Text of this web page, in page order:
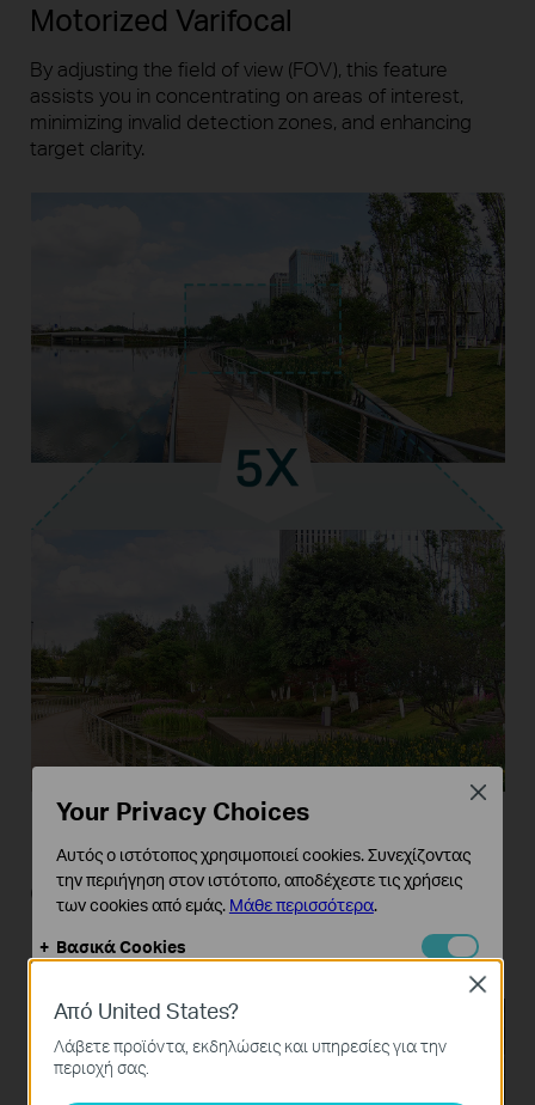
Motorized Varifocal
By adjusting the field of view (FOV), this feature
assists you in concentrating on areas of interest,
minimizing invalid detection zones, and enhancing
target clarity.
Outstanding Zooming
Performance
Από United States?
Λάβετε προϊόντα, εκδηλώσεις και υπηρεσίες για την
περιοχή σας.
Close
Your Privacy Choices
Αυτός ο ιστότοπος χρησιμοποιεί cookies. Συνεχίζοντας
την περιήγηση στον ιστότοπο, αποδέχεστε τις χρήσεις
των cookies από εμάς. Μάθε περισσότερα.
Βασικά Cookies
Αυτά τα cookie είναι απαραίτητα για τη λειτουργία του
ιστότοπου και δεν μπορούν να απενεργοποιηθούν στα
συστήματά σας.
Cookies Ανάλυσης και Μάρκετινγκ
Close